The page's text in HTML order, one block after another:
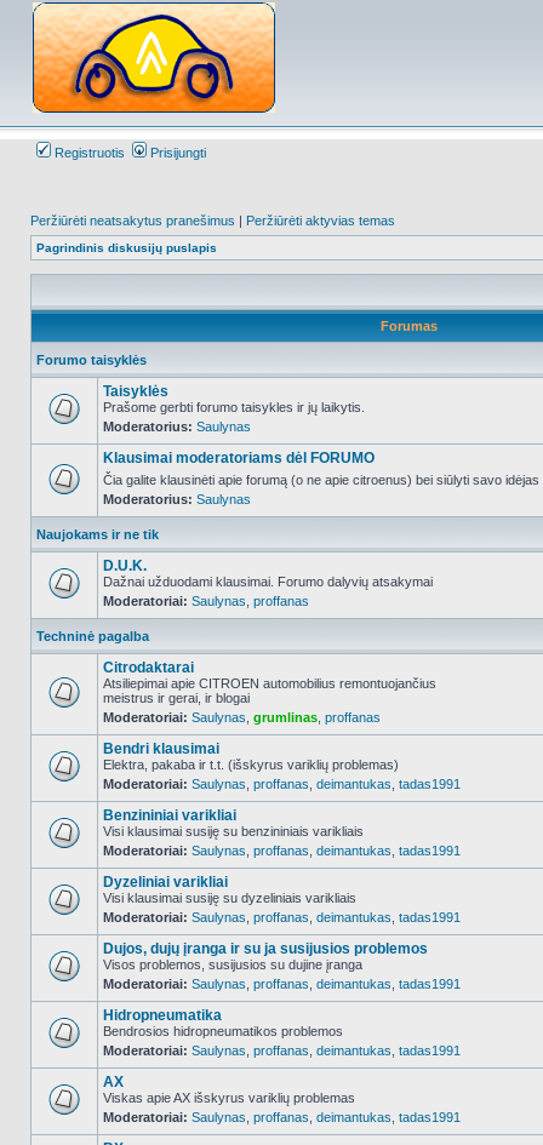
Registruotis Prisijungti
Peržiūrėti neatsakytus pranešimus | Peržiūrėti aktyvias temas
Pagrindinis diskusijų puslapis
Forumas
Forumo taisyklės
NO_UNREAD_POSTS
Taisyklės
Prašome gerbti forumo taisykles ir jų laikytis.
Moderatorius: Saulynas
NO_UNREAD_POSTS
Klausimai moderatoriams dėl FORUMO
Čia galite klausinėti apie forumą (o ne apie citroenus) bei siūlyti savo
Moderatorius: Saulynas
Naujokams ir ne tik
NO_UNREAD_POSTS
D.U.K.
Dažnai užduodami klausimai. Forumo dalyvių atsakymai
Moderatoriai: Saulynas proffanas
Techninė pagalba
NO_UNREAD_POSTS
Citrodaktarai
Atsiliepimai apie CITROEN automobilius remontuojančius
meistrus ir gerai, ir blogai
Moderatoriai: Saulynas grumlinas proffanas
NO_UNREAD_POSTS
Bendri klausimai
Elektra, pakaba ir t.t. (išskyrus variklių problemas)
Moderatoriai: Saulynas proffanas deimantukas tadas1991
NO_UNREAD_POSTS
Benzininiai varikliai
Visi klausimai susiję su benzininiais varikliais
Moderatoriai: Saulynas proffanas deimantukas tadas1991
NO_UNREAD_POSTS
Dyzeliniai varikliai
Visi klausimai susiję su dyzeliniais varikliais
Moderatoriai: Saulynas proffanas deimantukas tadas1991
NO_UNREAD_POSTS
Dujos, dujų įranga ir su ja susijusios problemos
Visos problemos, susijusios su dujine įranga
Moderatoriai: Saulynas proffanas deimantukas tadas1991
NO_UNREAD_POSTS
Hidropneumatika
Bendrosios hidropneumatikos problemos
Moderatoriai: Saulynas proffanas deimantukas tadas1991
NO_UNREAD_POSTS
AX
Viskas apie AX išskyrus variklių problemas
Moderatoriai: Saulynas proffanas deimantukas tadas1991